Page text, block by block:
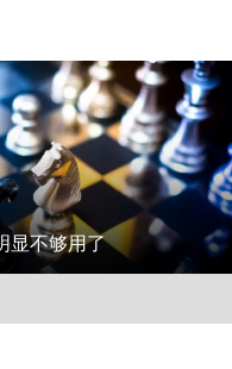
显不够用了